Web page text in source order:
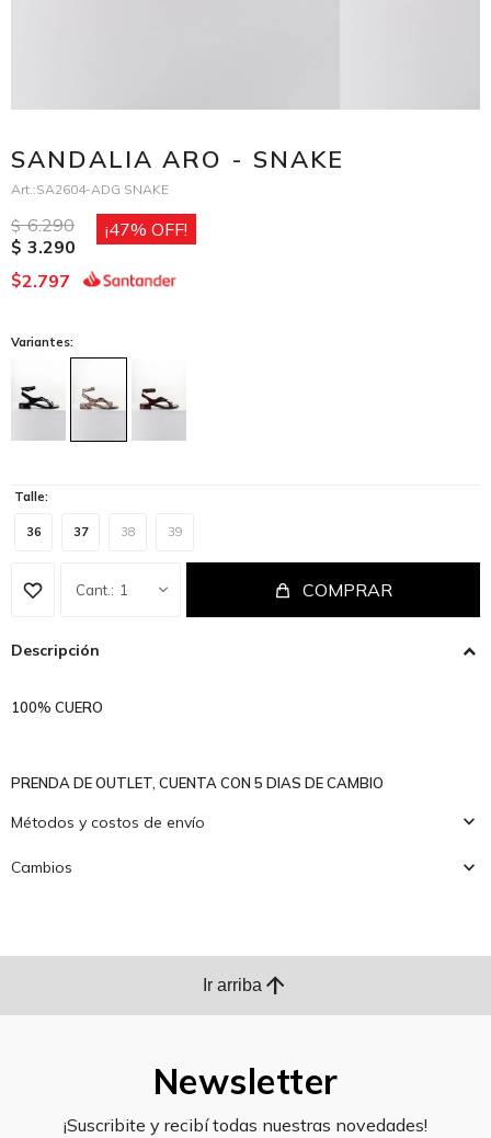
SANDALIA ARO - SNAKE
SA2604-ADG SNAKE
$ 6.290
$ 3.290
47
$2.797
Variantes:
Talle:
36 37 38 39
1 COMPRAR
Descripción
100% CUERO
PRENDA DE OUTLET, CUENTA CON 5 DIAS DE CAMBIO
Métodos y costos de envío
Cambios
Ir arriba arrow_upward
Newsletter
¡Suscribite y recibí todas nuestras novedades!